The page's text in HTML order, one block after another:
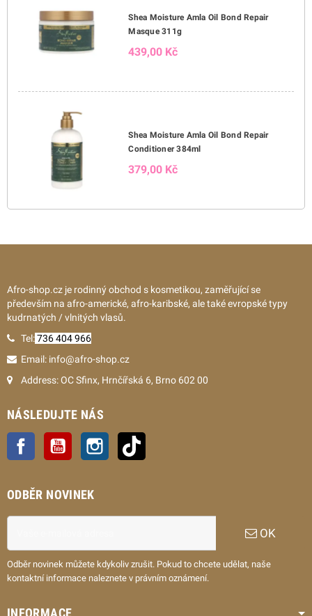
Shea Moisture Amla Oil Bond Repair
Masque 311g
439,00 Kč
Shea Moisture Amla Oil Bond Repair
Conditioner 384ml
379,00 Kč
Afro-shop.cz je rodinný obchod s kosmetikou, zaměřující se
především na afro-americké, afro-karibské, ale také evropské typy
kudrnatých / vlnitých vlasů.
Tel:736 404 966
Email: info@afro-shop.cz
Address: OC Sfinx, Hrnčířská 6, Brno 602 00
NÁSLEDUJTE NÁS
Facebook YouTube Instagram
ODBĚR NOVINEK
OK
Odběr novinek můžete kdykoliv zrušit. Pokud to chcete udělat, naše
kontaktní informace naleznete v právním oznámení.